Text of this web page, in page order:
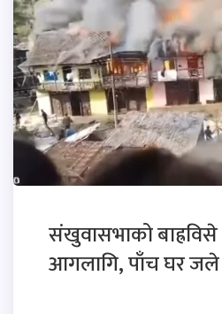
संखुवासभाको
आगलागि, पाँच घर जले